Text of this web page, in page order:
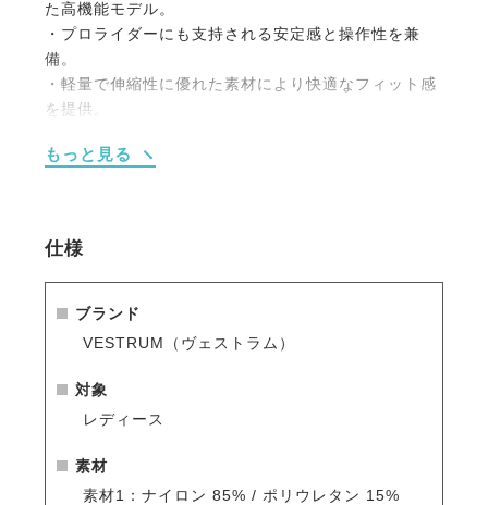
た高機能モデル。
・プロライダーにも支持される安定感と操作性を兼
備。
・軽量で伸縮性に優れた素材により快適なフィット感
を提供。
・美しいシルエットを生むハイウエストデザインが体
※シーズン品のため入荷数が少なく再販はありません
のでお早めのご注文をお勧めします。
人気商品はすぐに完売となりますので、新商品をいち
早くご案内しているメールマガジン
もっと見る
仕様
ブランド
VESTRUM（ヴェストラム）
対象
レディース
素材
素材1：ナイロン 85% / ポリウレタン 15%